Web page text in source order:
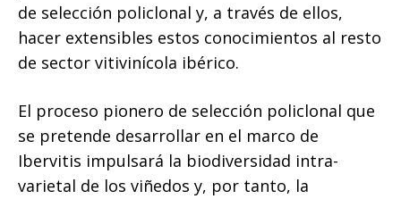
de selección policlonal y, a través de ellos,
hacer extensibles estos conocimientos al resto
de sector vitivinícola ibérico.
El proceso pionero de selección policlonal que
se pretende desarrollar en el marco de
Ibervitis impulsará la biodiversidad intra-
varietal de los viñedos y, por tanto, la